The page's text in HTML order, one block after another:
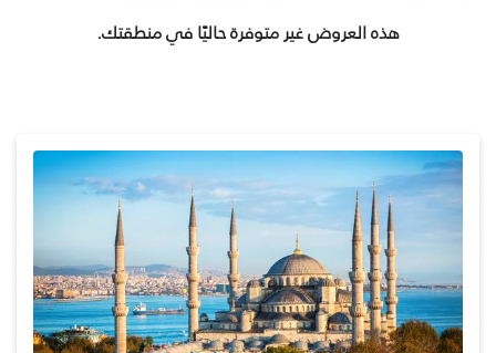
هذه العروض غير متوفرة حاليًا في منطقتك.